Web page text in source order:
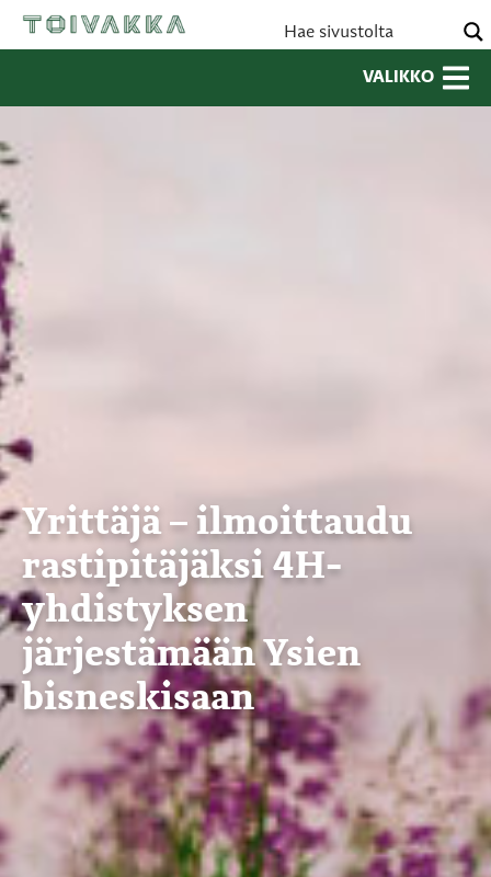
VALIKKO
Yrittäjä – ilmoittaudu
rastipitäjäksi 4H-
yhdistyksen
järjestämään Ysien
bisneskisaan